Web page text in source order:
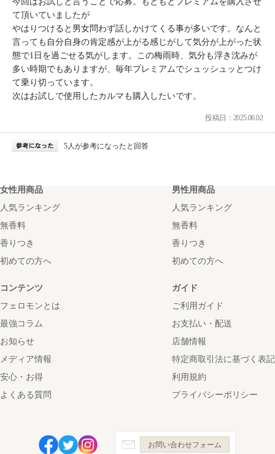
て頂いていましたが
やはりつけると男女問わず話しかけてくる事が多いです。なんと
言っても自分自身の肯定感が上がる感じがして気分が上がった状
態で1日を過ごせる気がします。この梅雨時、気分も浮き沈みが
多い時期でもありますが、毎年プレミアムでシュッシュッとつけ
て乗り切っています。
次はお試しで使用したカルマも購入したいです。
投稿日：2025.06.02
5人が参考になったと回答
女性用商品
人気ランキング
無香料
香りつき
初めての方へ
男性用商品
人気ランキング
無香料
香りつき
初めての方へ
コンテンツ
フェロモンとは
最強コラム
お知らせ
メディア情報
安心・お得
よくある質問
ガイド
ご利用ガイド
お支払い・配送
店舗情報
特定商取引法に基づく表記
利用規約
プライバシーポリシー
お問い合わせフォーム